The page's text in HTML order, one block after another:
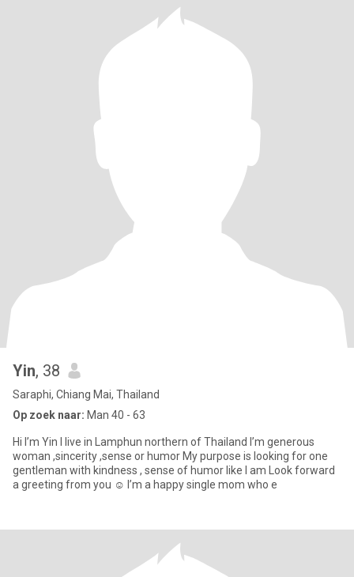
Yin, 38
Saraphi, Chiang Mai, Thailand
Op zoek naar: Man 40 - 63
Hi I’m Yin I live in Lamphun northern of Thailand I’m generous
woman ,sincerity ,sense or humor My purpose is looking for one
gentleman with kindness , sense of humor like I am Look forward
a greeting from you ☺️ I’m a happy single mom who e